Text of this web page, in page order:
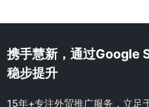
携手慧新，通过Google
稳步提升
15年+专注外贸推广服务，立足